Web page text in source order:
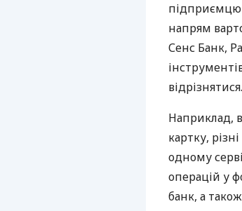
підприємцю
напрям
Сенс Банк,
відрізнятися.
Наприклад,
картку,
одному
операцій у
банк, а